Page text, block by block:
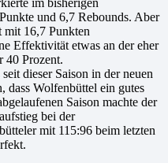
und 6,7 Rebounds. Aber
mit 16,7 Punkten
Effektivität etwas an der eher
40 Prozent.
dieser Saison in der neuen
dass Wolfenbüttel ein gutes
Saison machte der
bei der
mit 115:96 beim letzten